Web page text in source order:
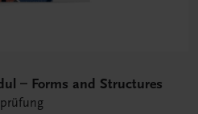
– Forms and Structures